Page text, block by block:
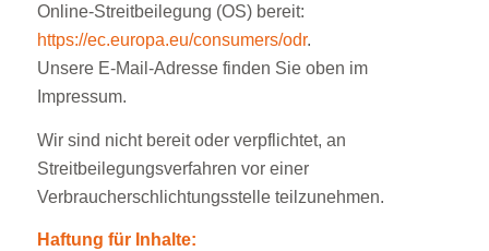
Online-Streitbeilegung (OS) bereit:
https://ec.europa.eu/consumers/odr.
Unsere E-Mail-Adresse finden Sie oben im
Impressum.
Wir sind nicht bereit oder verpflichtet, an
Streitbeilegungsverfahren vor einer
Verbraucherschlichtungsstelle teilzunehmen.
Haftung für Inhalte: